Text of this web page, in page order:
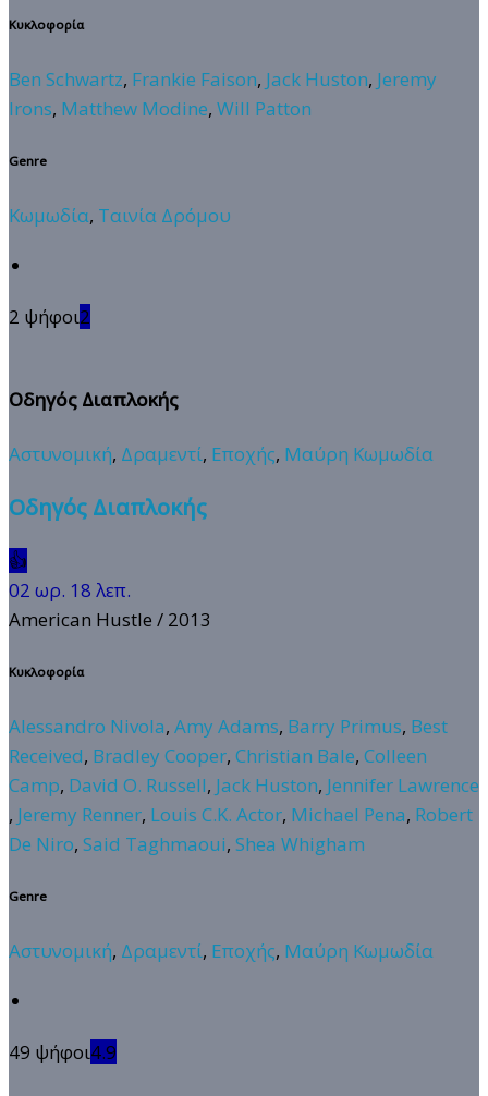
Κυκλοφορία
Ben Schwartz, Frankie Faison, Jack Huston, Jeremy
Irons, Matthew Modine, Will Patton
Genre
Κωμωδία, Ταινία Δρόμου
2 ψήφοι2
Οδηγός Διαπλοκής
Αστυνομική, Δραμεντί, Εποχής, Μαύρη Κωμωδία
Οδηγός Διαπλοκής
👍
02 ωρ. 18 λεπ.
American Hustle / 2013
Κυκλοφορία
Alessandro Nivola, Amy Adams, Barry Primus, Best
Received, Bradley Cooper, Christian Bale, Colleen
Camp, David O. Russell, Jack Huston, Jennifer Lawrence
, Jeremy Renner, Louis C.K. Actor, Michael Pena, Robert
De Niro, Said Taghmaoui, Shea Whigham
Genre
Αστυνομική, Δραμεντί, Εποχής, Μαύρη Κωμωδία
49 ψήφοι4.9